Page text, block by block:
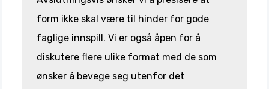
form ikke skal være til hinder for gode
faglige innspill. Vi er også åpen for å
diskutere flere ulike format med de som
ønsker å bevege seg utenfor det